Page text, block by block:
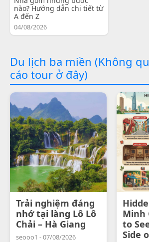
nào? Hướng dẫn chi tiết từ
A đến Z
04/08/2026
Du lịch ba miền (Không
cáo tour ở đây)
Trải nghiệm đáng
nhớ tại làng Lô Lô
Chải – Hà Giang
seooo1 - 07/08/2026
Minh
to
Side